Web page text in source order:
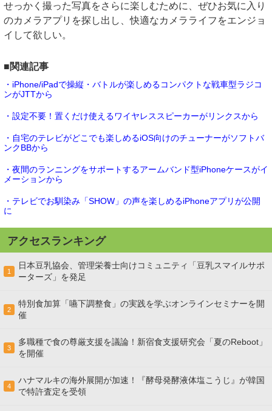
せっかく撮った写真をさらに楽しむために、ぜひお気に入り
のカメラアプリを探し出し、快適なカメラライフをエンジョ
イして欲しい。
■関連記事
・iPhone/iPadで操縦・バトルが楽しめるコンパクトな戦車型ラジコ
ンがJTTから
・設定不要！置くだけ使えるワイヤレススピーカーがリンクスから
・自宅のテレビがどこでも楽しめるiOS向けのチューナーがソフトバ
ンクBBから
・夜間のランニングをサポートするアームバンド型iPhoneケースがイ
メーションから
・テレビでお馴染み「SHOW」の声を楽しめるiPhoneアプリが公開
に
アクセスランキング
1
日本豆乳協会、管理栄養士向けコミュニティ「豆乳スマイルサポ
ーターズ」を発足
2
特別食加算「嚥下調整食」の実践を学ぶオンラインセミナーを開
催
3
多職種で食の尊厳支援を議論！新宿食支援研究会「夏のReboot」
を開催
4
ハナマルキの海外展開が加速！『酵母発酵液体塩こうじ』が韓国
で特許査定を受領